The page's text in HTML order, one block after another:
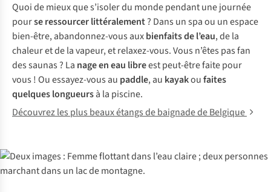
Quoi de mieux que s’isoler du monde pendant une journée
pourse ressourcerlittéralement? Dans un spa ou un espace
bien-être, abandonnez-vous auxbienfaits de l’eau, de la
chaleur et de la vapeur, et relaxez-vous. Vous n’êtes pas fan
des saunas ? La nage en eau libreest peut-être faite pour
vous ! Ou essayez-vous au paddle, au kayakoufaites
quelques longueursà la piscine.
Découvrez les plus beaux étangs de baignade de Belgique